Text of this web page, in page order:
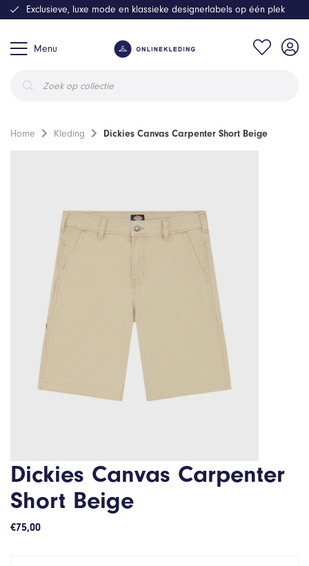
Menu
zoeken
Exclusieve, luxe mode en klassieke designerlabels op één plek
Home Kleding Dickies Canvas Carpenter Short Beige
Dickies Canvas Carpenter
Short Beige
€75,00